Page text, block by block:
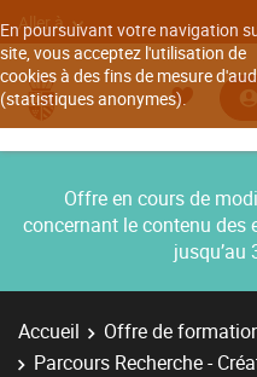
En poursuivant votre navigation
site, vous acceptez l'utilisation de
cookies à des fins de mesure
(statistiques anonymes).
Aller à
Offre en cours de
concernant le contenu des
jusqu’au
Accueil Offre de
Parcours Recherche -